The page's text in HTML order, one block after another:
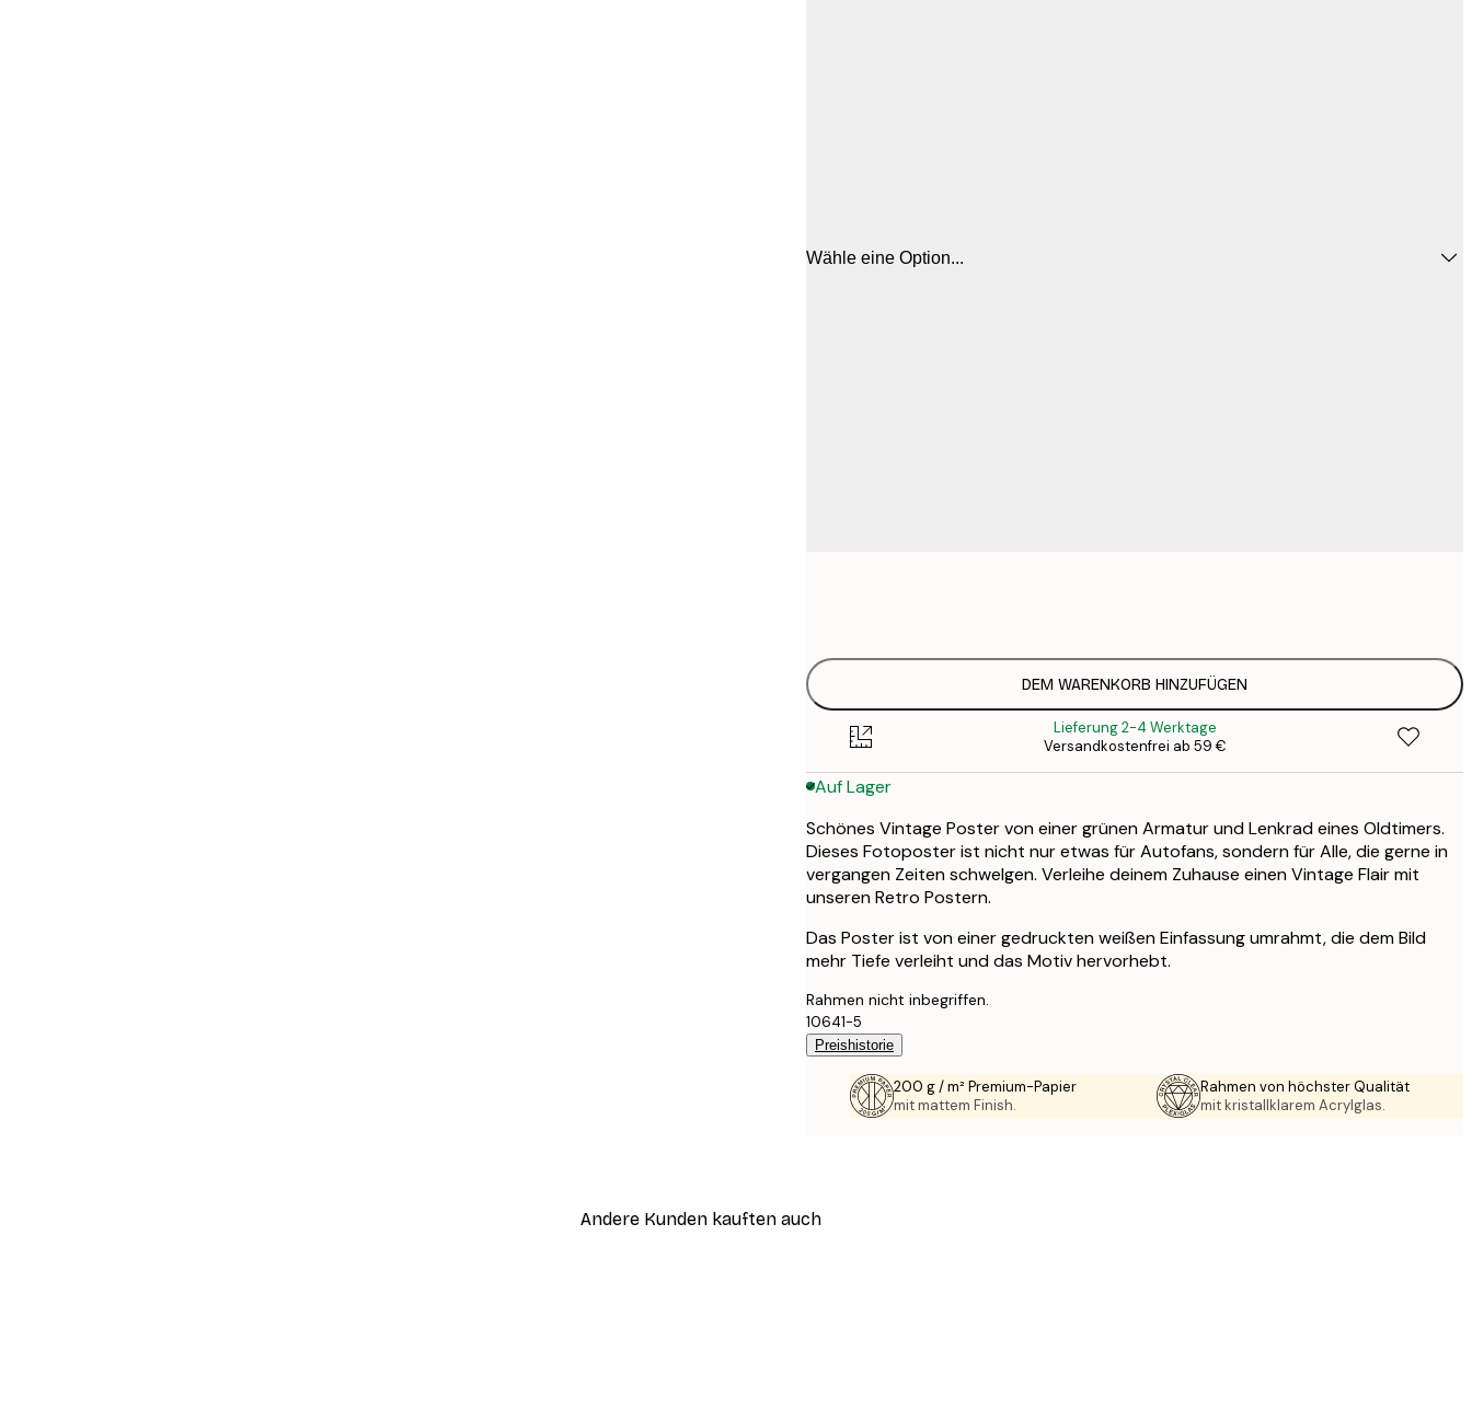
Wähle eine Option...
DEM WARENKORB HINZUFÜGEN
Lieferung 2-4 Werktage
Versandkostenfrei ab 59 €
Auf Lager
Schönes Vintage Poster von einer grünen Armatur und Lenkrad eines Oldtimers.
Dieses Fotoposter ist nicht nur etwas für Autofans, sondern für Alle, die gerne in
vergangen Zeiten schwelgen. Verleihe deinem Zuhause einen Vintage Flair mit
unseren Retro Postern.
Das Poster ist von einer gedruckten weißen Einfassung umrahmt, die dem Bild
mehr Tiefe verleiht und das Motiv hervorhebt.
Rahmen nicht inbegriffen.
10641-5
Preishistorie
200 g / m² Premium-Papier
mit mattem Finish.
Rahmen von höchster Qualität
mit kristallklarem Acrylglas.
Andere Kunden kauften auch